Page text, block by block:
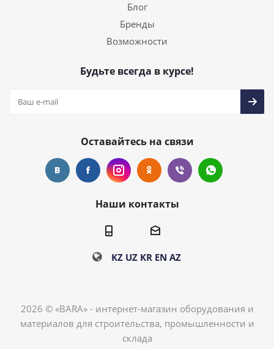
Блог
Бренды
Возможности
Будьте всегда в курсе!
Оставайтесь на связи
Наши контакты
KZ UZ KR EN AZ
2026 © «BARA» - интернет-магазин оборудования и
материалов для строительства, промышленности и
склада